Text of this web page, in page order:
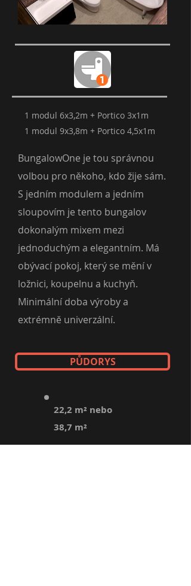
1 modul 6x3,2m + Portico 3x1m
1 modul 9x3,8m + Portico 4,5x1m
BungalowOne je tou správnou
volbou pro někoho, kdo žije sám.
S jedním modulem a jedním
sloupovím je tento bungalov
dokonalým mixem mezi
jednoduchým a elegantním. Má
obývací pokoj, který se mění v
ložnici, koupelnu a kuchyň.
Minimální doba výroby a
extrémně univerzální.
PŮDORYS
22,2 m² nebo
38,7 m²